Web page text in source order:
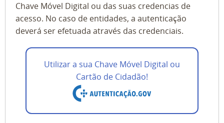
Chave Móvel Digital ou das suas credencias de
acesso. No caso de entidades, a autenticação
deverá ser efetuada através das credenciais.
Utilizar a sua Chave Móvel Digital ou
Cartão de Cidadão!